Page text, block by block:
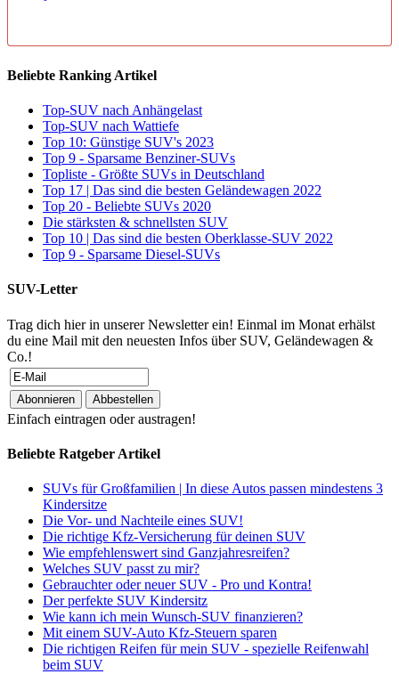
Beliebte Ranking Artikel
Top-SUV nach Anhängelast
Top-SUV nach Wattiefe
Top 10: Günstige SUV's 2023
Top 9 - Sparsame Benziner-SUVs
Topliste - Größte SUVs in Deutschland
Top 17 | Das sind die besten Geländewagen 2022
Top 20 - Beliebte SUVs 2020
Die stärksten & schnellsten SUV
Top 10 | Das sind die besten Oberklasse-SUV 2022
Top 9 - Sparsame Diesel-SUVs
SUV-Letter
Trag dich hier in unserer Newsletter ein! Einmal im Monat erhälst
du eine Mail mit den neuesten Infos über SUV, Geländewagen &
Co.!
Einfach eintragen oder austragen!
Beliebte Ratgeber Artikel
SUVs für Großfamilien | In diese Autos passen mindestens 3
Kindersitze
Die Vor- und Nachteile eines SUV!
Die richtige Kfz-Versicherung für deinen SUV
Wie empfehlenswert sind Ganzjahresreifen?
Welches SUV passt zu mir?
Gebrauchter oder neuer SUV - Pro und Kontra!
Der perfekte SUV Kindersitz
Wie kann ich mein Wunsch-SUV finanzieren?
Mit einem SUV-Auto Kfz-Steuern sparen
Die richtigen Reifen für mein SUV - spezielle Reifenwahl
beim SUV